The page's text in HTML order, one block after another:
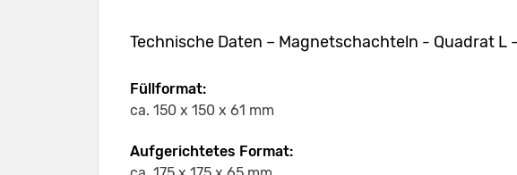
Technische Daten – Magnetschachteln - Quadrat L
Füllformat:
ca. 150 x 150 x 61 mm
Aufgerichtetes Format: